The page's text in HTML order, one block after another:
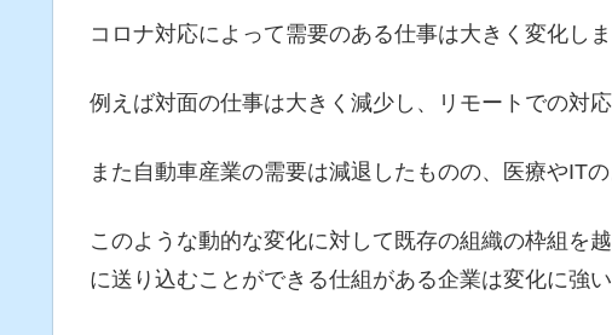
コロナ対応によって需要のある仕事は大きく変化しま
例えば対面の仕事は大きく減少し、リモートでの対
また自動車産業の需要は減退したものの、医療やIT
このような動的な変化に対して既存の組織の枠組を
に送り込むことができる仕組がある企業は変化に強い